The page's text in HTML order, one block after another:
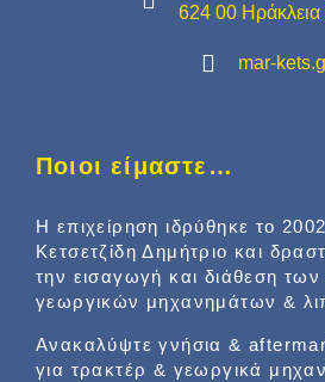
624 00
mar-
Ποιοι είμαστε…
Η επιχείρηση ιδρύθηκε το
Κετσετζίδη Δημήτριο και
την εισαγωγή και διάθεση
γεωργικών μηχανημάτων &
Ανακαλύψτε γνήσια &
για τρακτέρ & γεωργικά